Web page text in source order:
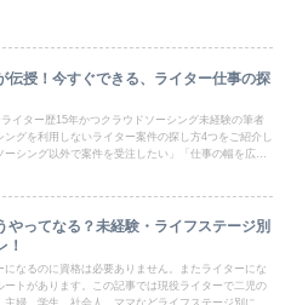
伝授！今すぐできる、ライター仕事の探
イター歴15年かつクラウドソーシング未経験の筆者
ングを利用しないライター案件の探し方4つをご紹介し
ーシング以外で案件を受注したい」「仕事の幅を広げ
やってなる？未経験・ライフステージ別
！
になるのに資格は必要ありません。またライターにな
ートがあります。この記事では現役ライターで二児の
婦、学生、社会人、ママなどライフステージ別に、